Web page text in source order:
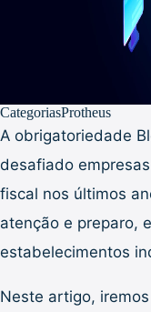
CategoriasProtheus
A obrigatoriedade
desafiado
fiscal nos últimos
atenção e preparo,
estabelecimentos
Neste artigo,